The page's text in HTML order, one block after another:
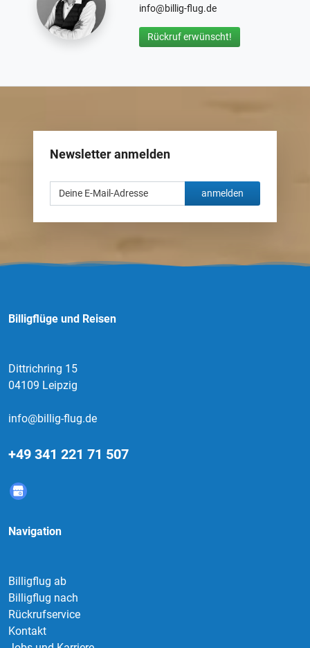
info@billig-flug.de
Rückruf erwünscht!
Newsletter anmelden
anmelden
Billigflüge und Reisen
Dittrichring 15
04109 Leipzig
info@billig-flug.de
+49 341 221 71 507
Navigation
Billigflug ab
Billigflug nach
Rückrufservice
Kontakt